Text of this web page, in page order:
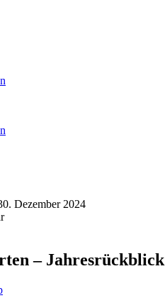
Dezember 2024
– Jahresrückblick